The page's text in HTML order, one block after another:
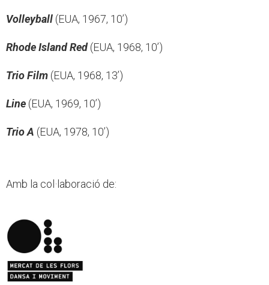
Volleyball (EUA, 1967, 10’)
Rhode Island Red(EUA, 1968, 10’)
Trio Film (EUA, 1968, 13’)
Line (EUA, 1969, 10’)
Trio A (EUA, 1978, 10’)
Amb la col·laboració de: